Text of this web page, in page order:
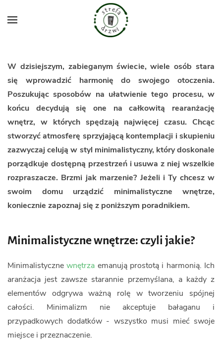
Przejdź do głównej treści
W dzisiejszym, zabieganym świecie, wiele osób stara
się wprowadzić harmonię do swojego otoczenia.
Poszukując sposobów na ułatwienie tego procesu, w
końcu decydują się one na całkowitą rearanżację
wnętrz, w których spędzają najwięcej czasu. Chcąc
stworzyć atmosferę sprzyjającą kontemplacji i skupieniu
zazwyczaj celują w styl minimalistyczny, który doskonale
porządkuje dostępną przestrzeń i usuwa z niej wszelkie
rozpraszacze. Brzmi jak marzenie? Jeżeli i Ty chcesz w
swoim domu urządzić minimalistyczne wnętrze,
koniecznie zapoznaj się z poniższym poradnikiem.
Minimalistyczne wnętrze: czyli jakie?
Minimalistycznewnętrza emanują prostotą i harmonią. Ich
aranżacja jest zawsze starannie przemyślana, a każdy z
elementów odgrywa ważną rolę w tworzeniu spójnej
całości. Minimalizm nie akceptuje bałaganu i
przypadkowych dodatków - wszystko musi mieć swoje
miejsce i przeznaczenie.